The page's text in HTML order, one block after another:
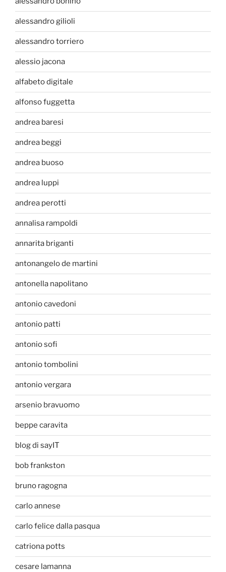
alessandro gilioli
alessandro torriero
alessio jacona
alfabeto digitale
alfonso fuggetta
andrea baresi
andrea beggi
andrea buoso
andrea luppi
andrea perotti
annalisa rampoldi
annarita briganti
antonangelo de martini
antonella napolitano
antonio cavedoni
antonio patti
antonio sofi
antonio tombolini
antonio vergara
arsenio bravuomo
beppe caravita
blog di sayIT
bob frankston
bruno ragogna
carlo annese
carlo felice dalla pasqua
catriona potts
cesare lamanna